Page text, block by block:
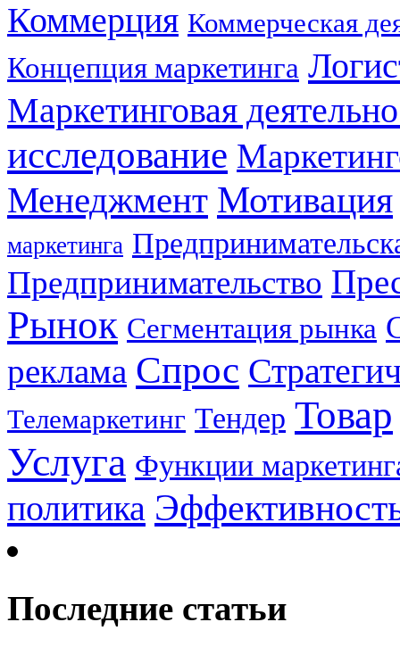
Коммерция Коммерческая
Концепция маркетинга
Маркетинговая
исследование
Менеджмент Мотивация
маркетинга
Предпринимательство
Рынок Сегментация рынка
реклама Спрос
Телемаркетинг Тендер Товар
Услуга Функции
политика
Последние статьи